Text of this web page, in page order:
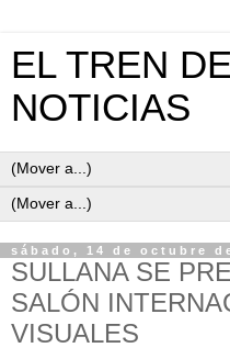
EL TREN
NOTICIAS
sábado, 14 de octubre
SULLANA SE
SALÓN
VISUALES